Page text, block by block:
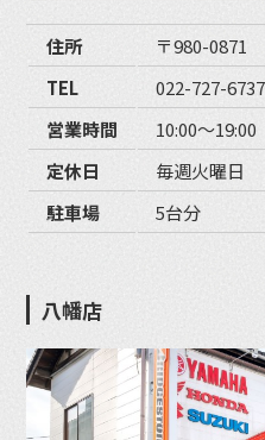
住所
〒980-0871
TEL
022-727-6737
営業時間
10:00〜19:00
定休日
毎週火曜日
駐車場
5台分
八幡店